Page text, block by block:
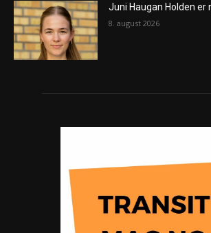
Juni Haugan Holden er
8. august 2026